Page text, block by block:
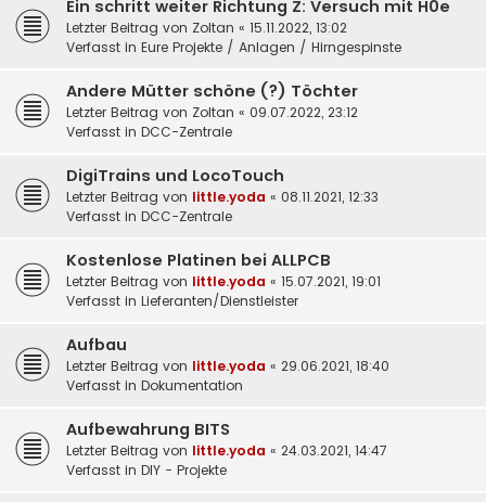
Ein schritt weiter Richtung Z: Versuch mit H0e
Letzter Beitrag von Zoltan « 15.11.2022, 13:02
Verfasst in Eure Projekte / Anlagen / Hirngespinste
Andere Mütter schöne (?) Töchter
Letzter Beitrag von Zoltan « 09.07.2022, 23:12
Verfasst in DCC-Zentrale
DigiTrains und LocoTouch
Letzter Beitrag von little.yoda « 08.11.2021, 12:33
Verfasst in DCC-Zentrale
Kostenlose Platinen bei ALLPCB
Letzter Beitrag von little.yoda « 15.07.2021, 19:01
Verfasst in Lieferanten/Dienstleister
Aufbau
Letzter Beitrag von little.yoda « 29.06.2021, 18:40
Verfasst in Dokumentation
Aufbewahrung BITS
Letzter Beitrag von little.yoda « 24.03.2021, 14:47
Verfasst in DIY - Projekte